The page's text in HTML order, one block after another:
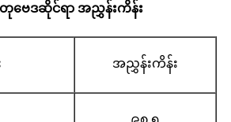
တုဗေဒဆိုင်ရာ အညွှန်းကိန်း
အညွှန်းကိန်း
၉၈.၅